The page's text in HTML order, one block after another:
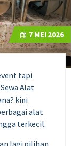
tapi
Alat
kini
alat
terkecil.
7 MEI 2026